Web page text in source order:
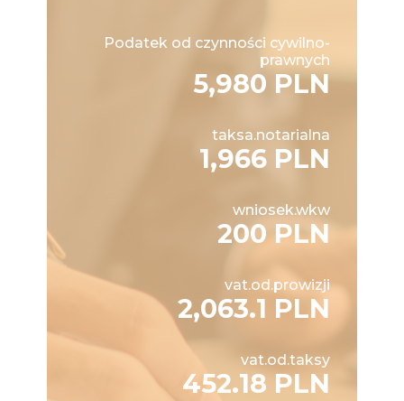
Podatek od czynności cywilno-
prawnych
5,980 PLN
taksa.notarialna
1,966 PLN
wniosek.wkw
200 PLN
vat.od.prowizji
2,063.1 PLN
vat.od.taksy
452.18 PLN